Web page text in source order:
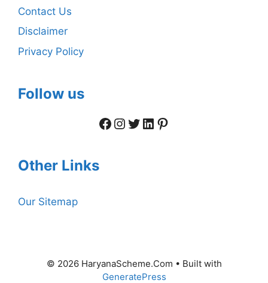
Contact Us
Disclaimer
Privacy Policy
Follow us
Facebook
Instagram
Twitter
LinkedIn
Pinterest
Other Links
Our Sitemap
© 2026 HaryanaScheme.Com • Built with
GeneratePress